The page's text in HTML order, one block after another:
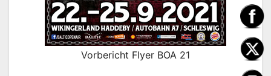
Vorbericht Flyer BOA 21